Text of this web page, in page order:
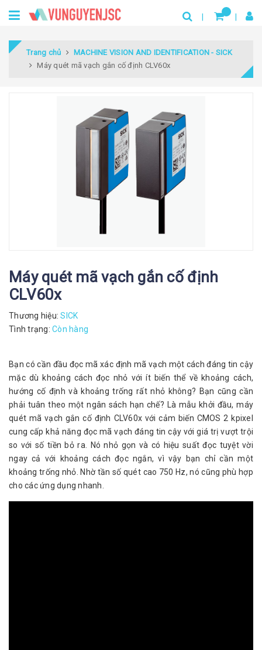
Trang chủ
MACHINE VISION AND IDENTIFICATION - SICK
Máy quét mã vạch gắn cố định CLV60x
Máy quét mã vạch gắn cố định
CLV60x
Thương hiệu: SICK
Tình trạng: Còn hàng
Bạn có cần đầu đọc mã xác định mã vạch một cách đáng tin cậy
mặc dù khoảng cách đọc nhỏ với ít biến thể về khoảng cách,
hướng cố định và khoảng trống rất nhỏ không? Bạn cũng cần
phải tuân theo một ngân sách hạn chế? Là mẫu khởi đầu, máy
quét mã vạch gắn cố định CLV60x với cảm biến CMOS 2 kpixel
cung cấp khả năng đọc mã vạch đáng tin cậy với giá trị vượt trội
so với số tiền bỏ ra. Nó nhỏ gọn và có hiệu suất đọc tuyệt vời
ngay cả với khoảng cách đọc ngắn, vì vậy bạn chỉ cần một
khoảng trống nhỏ. Nhờ tần số quét cao 750 Hz, nó cũng phù hợp
cho các ứng dụng nhanh.